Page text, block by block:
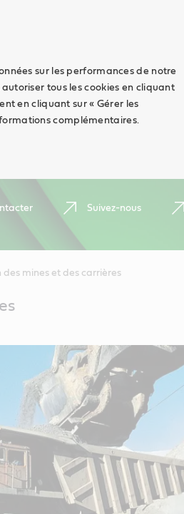
sur les performances de notre
tous les cookies en cliquant
en cliquant sur « Gérer les
complémentaires.
Suivez-nous
des mines et des carrières